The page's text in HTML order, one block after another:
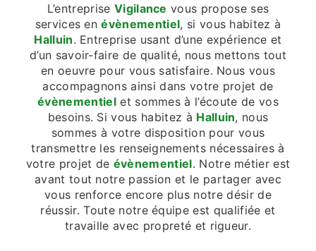
L’entreprise Vigilance vous propose ses
services enévènementiel, si vous habitez à
Halluin. Entreprise usant d’une expérience et
d’un savoir-faire de qualité, nous mettons tout
en oeuvre pour vous satisfaire. Nous vous
accompagnons ainsi dans votre projet de
évènementielet sommes à l’écoute de vos
besoins. Si vous habitez à Halluin, nous
sommes à votre disposition pour vous
transmettre les renseignements nécessaires à
votre projet de évènementiel. Notre métier est
avant tout notre passion et le partager avec
vous renforce encore plus notre désir de
réussir. Toute notre équipe est qualifiée et
travaille avec propreté et rigueur.